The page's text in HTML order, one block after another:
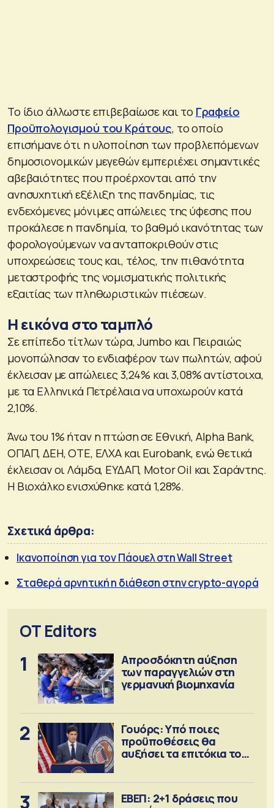
Το ίδιο άλλωστε επιβεβαίωσε και το Γραφείο
Προϋπολογισμού του Κράτους, το οποίο
επισήμανε ότι η υλοποίηση των προβλεπόμενων
δημοσιονομικών μεγεθών εμπεριέχει σημαντικές
αβεβαιότητες που προέρχονται από την
ανησυχητική εξέλιξη της πανδημίας, τις
ενδεχόμενες μόνιμες απώλειες της ύφεσης που
προκάλεσε η πανδημία, το βαθμό ικανότητας των
φορολογούμενων να ανταποκριθούν στις
υποχρεώσεις τους και, τέλος, την πιθανότητα
μεταστροφής της νομισματικής πολιτικής
εξαιτίας των πληθωριστικών πιέσεων.
Η εικόνα στο ταμπλό
Σε επίπεδο τίτλων τώρα, Jumbo και Πειραιώς
μονοπώλησαν το ενδιαφέρον των πωλητών, αφού
έκλεισαν με απώλειες 3,24% και 3,08% αντίστοιχα,
με τα Ελληνικά Πετρέλαια να υποχωρούν κατά
2,10%.
Άνω του 1% ήταν η πτώση σε Εθνική, Alpha Bank,
ΟΠΑΠ, ΔΕΗ, ΟΤΕ, ΕΛΧΑ και Eurobank, ενώ θετικά
έκλεισαν οι Λάμδα, ΕΥΔΑΠ, Motor Oil και Σαράντης.
Η Βιοχάλκο ενισχύθηκε κατά 1,28%.
Σχετικά άρθρα:
Ικανοποίηση για τον Πάουελ στη Wall Street
Σταθερά αρνητική η διάθεση στην crypto-αγορά
OT Editors
1
Απροσδόκητη αύξηση
των παραγγελιών στη
γερμανική βιομηχανία
2
Γουόρς: Υπό ποιες
προϋποθέσεις θα
αυξήσει τα επιτόκια τον
3
ΕΒΕΠ: 2+1 δράσεις που